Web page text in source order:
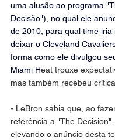
uma alusão ao programa
Decisão"), no qual ele
de 2010, para qual time iria
deixar o Cleveland
forma como ele divulgou
Miami Heat trouxe
mas também recebeu
- LeBron sabia que, ao
referência a "The
elevando o anúncio desta